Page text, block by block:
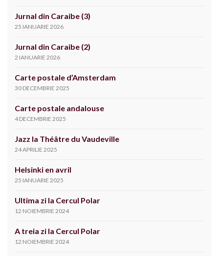
Jurnal din Caraibe (3)
25 IANUARIE 2026
Jurnal din Caraibe (2)
2 IANUARIE 2026
Carte postale d’Amsterdam
30 DECEMBRIE 2025
Carte postale andalouse
4 DECEMBRIE 2025
Jazz la Théâtre du Vaudeville
24 APRILIE 2025
Helsinki en avril
25 IANUARIE 2025
Ultima zi la Cercul Polar
12 NOIEMBRIE 2024
A treia zi la Cercul Polar
12 NOIEMBRIE 2024